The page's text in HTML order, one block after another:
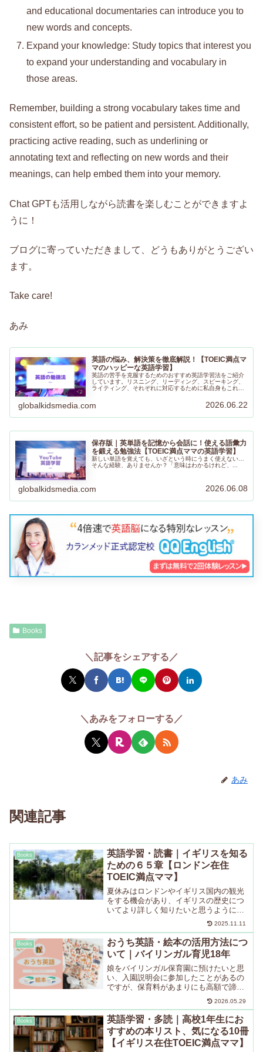
and educational documentaries can introduce you to
new words and concepts.
Expand your knowledge: Study topics that interest you
to expand your understanding and vocabulary in
those areas.
Remember, building a strong vocabulary takes time and
consistent effort, so be patient and persistent. Additionally,
practicing active reading, such as underlining or
annotating text and reflecting on new words and their
meanings, can help embed them into your memory.
Chat GPTも活用しながら読書を楽しむことができますよ
うに！
ブログに寄っていただきまして、どうもありがとうござい
ます。
Take care!
あみ
英語の悩み、解決策を徹底解説！【TOEIC満点マ
マのハッピーな英語学習】
英語の苦手を克服するためのおすすめ英語学習法をご紹介
しています。リスニング、リーディング、スピーキング、
ライティング、それぞれに対応するために私自身もこれま
ントになるようなことがあればとても嬉しいです。
globalkidsmedia.com 2026.06.22
保存版｜英単語を記憶から会話に！使える語彙力
を鍛える勉強法【TOEIC満点ママの英語学習】
新しい単語を覚えても、いざという時にうまく使えない…
そんな経験、ありませんか？「意味はわかるけれど、...
globalkidsmedia.com 2026.06.08
Books
＼記事をシェアする／
＼あみをフォローする／
あみ
関連記事
Books
英語学習・読書｜イギリスを知る
ための６５章【ロンドン在住
TOEIC満点ママ】
夏休みはロンドンやイギリス国内の観光
をする機会があり、イギリスの歴史につ
いてより詳しく知りたいと思うようにな
っているので、「イギリスを知るための
６５章」を再読しています。「イギリス
を知るための６５章」の他、BBCの番
組"The Big Sc...
2025.11.11
Books
おうち英語・絵本の活用方法につ
いて｜バイリンガル育児18年
娘をバイリンガル保育園に預けたいと思
い、入園説明会に参加したことがあるの
ですが、保育料があまりにも高額で諦め
ました。そこでおうち英語をゆるく始め
ることにしたのですが、今回は１冊の絵
本を楽しみながら徹底的に活用する方法
について書いてみました。
2026.05.29
Books
英語学習・多読｜高校1年生にお
すすめの本リスト、気になる10冊
【イギリス在住TOEIC満点ママ】